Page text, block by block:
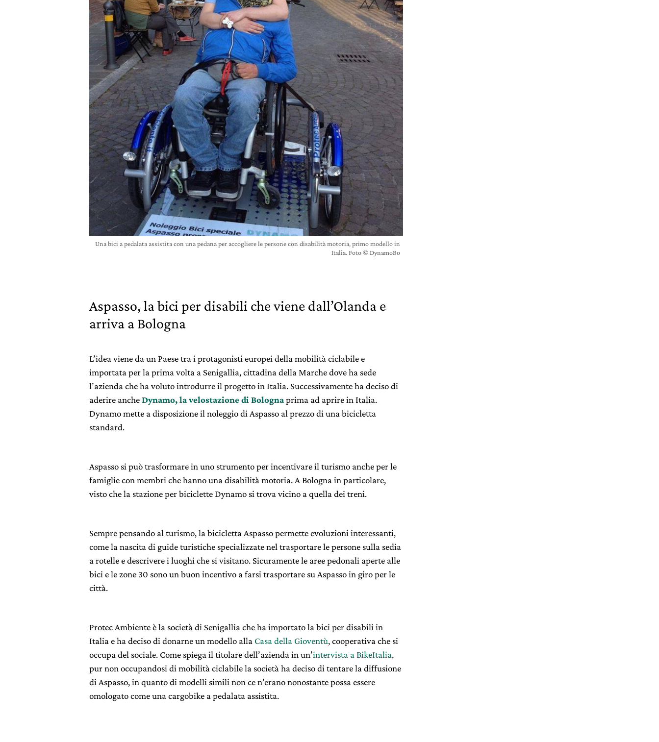
Una bici a pedalata assistita con una pedana per accogliere le persone con disabilità motoria, primo modello in
Italia. Foto © DynamoBo
Aspasso, la bici per disabili che viene dall’Olanda e
arriva a Bologna
L’idea viene da un Paese tra i protagonisti europei della mobilità ciclabile e
importata per la prima volta a Senigallia, cittadina della Marche dove ha sede
l’azienda che ha voluto introdurre il progetto in Italia. Successivamente ha deciso di
aderire ancheDynamo, la velostazione di Bolognaprima ad aprire in Italia.
Dynamo mette a disposizione il noleggio di Aspasso al prezzo di una bicicletta
standard.
Aspasso si può trasformare in uno strumento per incentivare il turismo anche per le
famiglie con membri che hanno una disabilità motoria. A Bologna in particolare,
visto che la stazione per biciclette Dynamo si trova vicino a quella dei treni.
Sempre pensando al turismo, la bicicletta Aspasso permette evoluzioni interessanti,
come la nascita di guide turistiche specializzate nel trasportare le persone sulla sedia
a rotelle e descrivere i luoghi che si visitano. Sicuramente le aree pedonali aperte alle
bici e le zone 30 sono un buon incentivo a farsi trasportare su Aspasso in giro per le
città.
Protec Ambiente è la società di Senigallia che ha importato la bici per disabili in
Italia e ha deciso di donarne un modello alla Casa della Gioventù, cooperativa che si
occupa del sociale. Come spiega il titolare dell’azienda in un’intervista a BikeItalia,
pur non occupandosi di mobilità ciclabile la società ha deciso di tentare la diffusione
di Aspasso, in quanto di modelli simili non ce n’erano nonostante possa essere
omologato come una cargobike a pedalata assistita.